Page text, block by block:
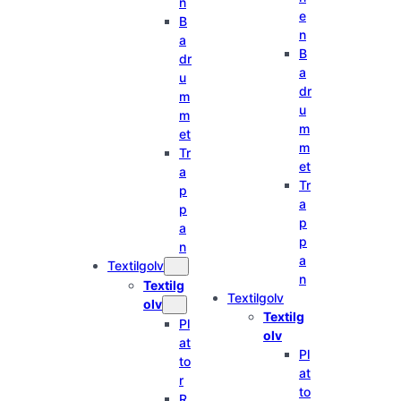
B
a
dr
u
m
m
et
Tr
a
p
p
a
n
Textilgolv
Textilg
olv
Pl
at
to
r
e
n
B
a
dr
u
m
m
et
Tr
a
p
p
a
n
Textilgolv
Textilg
olv
Pl
at
to